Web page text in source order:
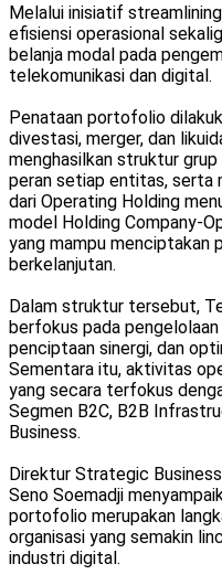
Melalui inisiatif
efisiensi operasional
belanja modal pada
telekomunikasi dan digital.
Penataan portofolio
divestasi, merger, dan
menghasilkan struktur grup
peran setiap entitas, serta
dari Operating Holding
model Holding Company-
yang mampu menciptakan
berkelanjutan.
Dalam struktur tersebut,
berfokus pada
penciptaan sinergi, dan
Sementara itu, aktivitas
yang secara terfokus
Segmen B2C, B2B
Business.
Direktur Strategic
Seno Soemadji
portofolio merupakan
organisasi yang semakin
industri digital.